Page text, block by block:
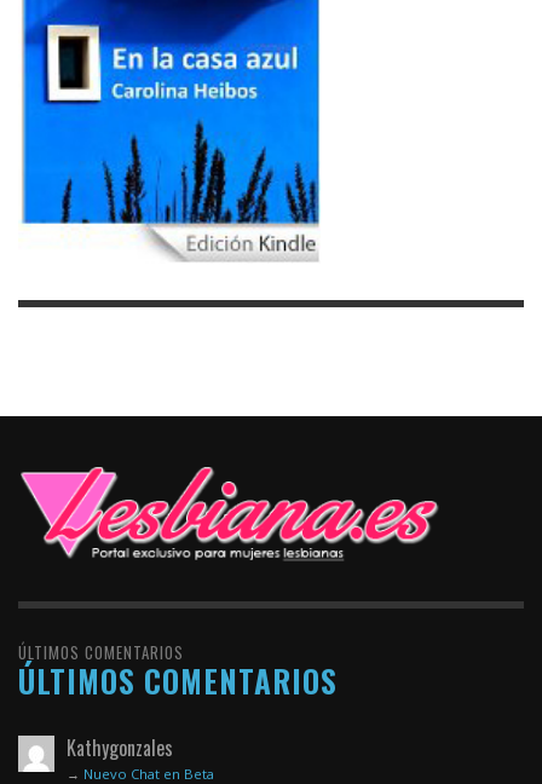
ÚLTIMOS COMENTARIOS
ÚLTIMOS COMENTARIOS
Kathygonzales
→ Nuevo Chat en Beta